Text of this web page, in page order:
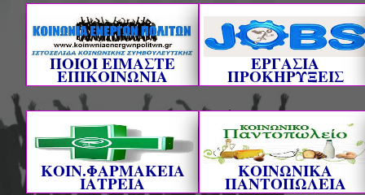
ΠΟΙΟΙ ΕΙΜΑΣΤΕ
ΕΠΙΚΟΙΝΩΝΙΑ
ΕΡΓΑΣΙΑ
ΠΡΟΚΗΡΥΞΕΙΣ
ΚΟΙΝ.ΦΑΡΜΑΚΕΙΑ
ΙΑΤΡΕΙΑ
ΚΟΙΝΩΝΙΚΑ
ΠΑΝΤΟΠΩΛΕΙΑ